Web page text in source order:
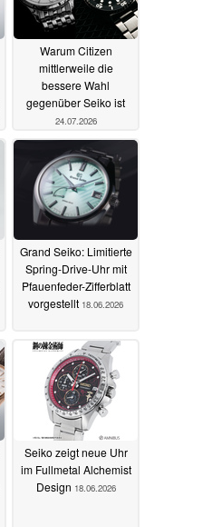
Warum Citizen
mittlerweile die
bessere Wahl
gegenüber Seiko ist
24.07.2026
Grand Seiko: Limitierte
Spring-Drive-Uhr mit
Pfauenfeder-Zifferblatt
vorgestellt 18.06.2026
Seiko zeigt neue Uhr
im Fullmetal Alchemist
Design 18.06.2026